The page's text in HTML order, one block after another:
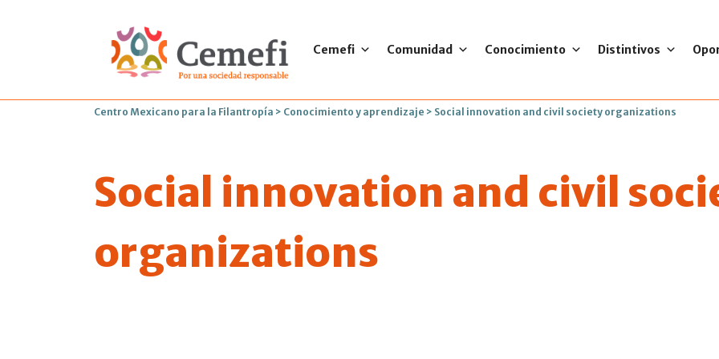
Cemefi Comunidad Conocimiento Distintivos
Centro Mexicano para la Filantropía > Conocimiento y aprendizaje > Social innovation and civil society organizations
Social innovation and civil
organizations